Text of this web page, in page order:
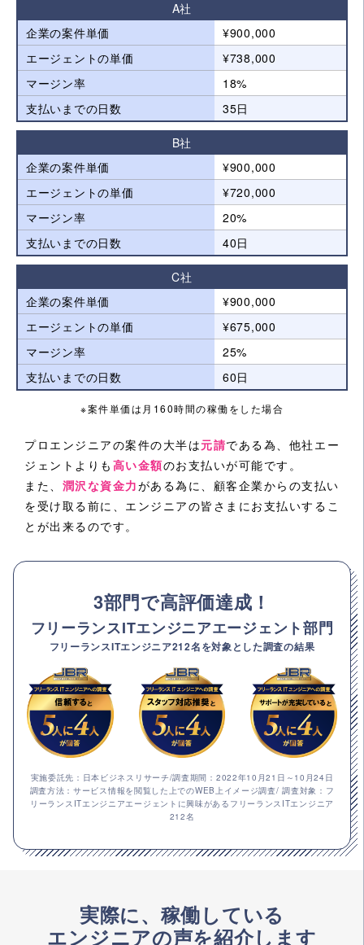
A社
企業の案件単価
¥900,000
エージェントの単価
¥738,000
マージン率
18%
支払いまでの日数
35日
B社
企業の案件単価
¥900,000
エージェントの単価
¥720,000
マージン率
20%
支払いまでの日数
40日
C社
企業の案件単価
¥900,000
エージェントの単価
¥675,000
マージン率
25%
支払いまでの日数
60日
※案件単価は月160時間の稼働をした場合
プロエンジニアの案件の大半は元請である為、他社エー
ジェントよりも 高い金額のお支払いが可能です。
また、 潤沢な資金力がある為に、顧客企業からの支払い
を受け取る前に、エンジニアの皆さまにお支払いするこ
とが出来るのです。
3部門で高評価達成！
フリーランスITエンジニアエージェント部門
フリーランスITエンジニア212名を対象とした調査の結果
実施委託先：日本ビジネスリサーチ/調査期間：2022年10月21日～10月24日
調査方法：サービス情報を閲覧した上でのWEB上イメージ調査/ 調査対象：フ
リーランスITエンジニアエージェントに興味があるフリーランスITエンジニア
212名
実際に、稼働している
エンジニアの声を紹介します